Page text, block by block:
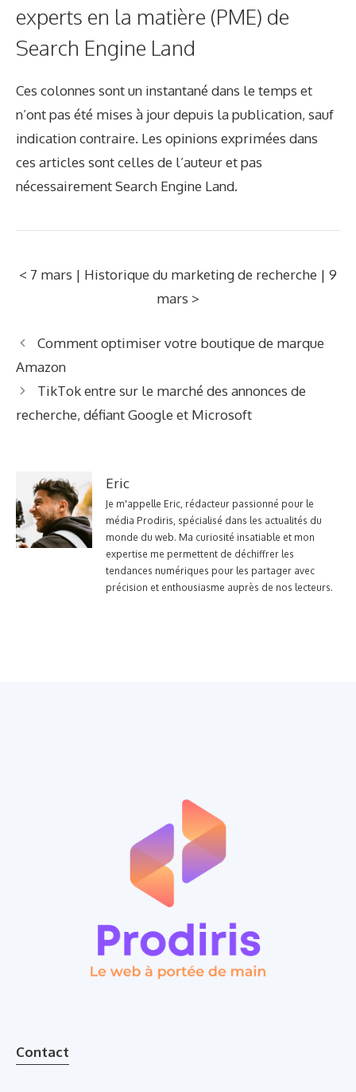
experts en la matière (PME) de
Search Engine Land
Ces colonnes sont un instantané dans le temps et
n’ont pas été mises à jour depuis la publication, sauf
indication contraire. Les opinions exprimées dans
ces articles sont celles de l’auteur et pas
nécessairement Search Engine Land.
< 7 mars | Historique du marketing de recherche | 9
mars >
Comment optimiser votre boutique de marque
Amazon
TikTok entre sur le marché des annonces de
recherche, défiant Google et Microsoft
Eric
Je m'appelle Eric, rédacteur passionné pour le
média Prodiris, spécialisé dans les actualités du
monde du web. Ma curiosité insatiable et mon
expertise me permettent de déchiffrer les
tendances numériques pour les partager avec
précision et enthousiasme auprès de nos lecteurs.
Contact